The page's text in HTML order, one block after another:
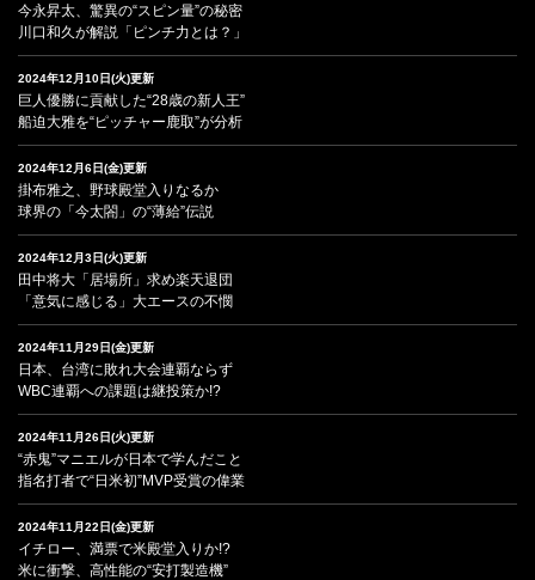
今永昇太、驚異の“スピン量”の秘密
川口和久が解説「ピンチ力とは？」
2024年12月10日(火)更新
巨人優勝に貢献した“28歳の新人王”
船迫大雅を“ピッチャー鹿取”が分析
2024年12月6日(金)更新
掛布雅之、野球殿堂入りなるか
球界の「今太閤」の“薄給”伝説
2024年12月3日(火)更新
田中将大「居場所」求め楽天退団
「意気に感じる」大エースの不憫
2024年11月29日(金)更新
日本、台湾に敗れ大会連覇ならず
WBC連覇への課題は継投策か!?
2024年11月26日(火)更新
“赤鬼”マニエルが日本で学んだこと
指名打者で“日米初”MVP受賞の偉業
2024年11月22日(金)更新
イチロー、満票で米殿堂入りか!?
米に衝撃、高性能の“安打製造機”